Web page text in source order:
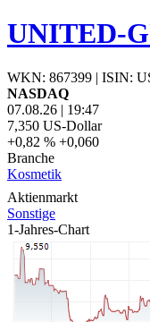
UNITED-
WKN: 867399 | ISIN:
NASDAQ
07.08.26 | 19:47
7,350 US-Dollar
+0,82 % +0,060
Branche
Kosmetik
Aktienmarkt
Sonstige
1-Jahres-Chart